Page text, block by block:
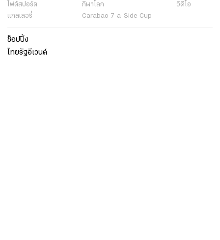
ไฟต์สปอร์ต
กีฬาโลก
วิดีโอ
แกลเลอรี่
Carabao 7-a-Side Cup
ช็อปปิ้ง
ไทยรัฐอีเวนต์